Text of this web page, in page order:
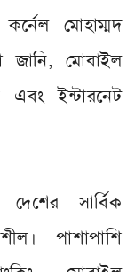
মোহাম্মদ
মোবাইল
ইন্টারনেট
সার্বিক
পাশাপাশি